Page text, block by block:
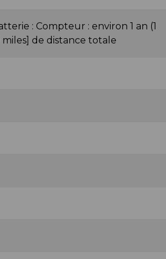
: Compteur : environ 1 an (1
de distance totale